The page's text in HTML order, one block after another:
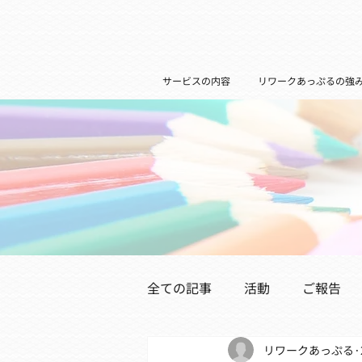
サービスの内容 リワークあっぷるの強
全ての記事 活動 ご報告
医療機関の皆様へリワークあっぷる